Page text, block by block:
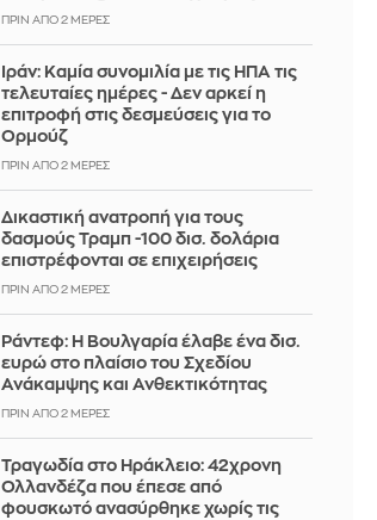
ΠΡΙΝ ΑΠΌ 2 ΜΈΡΕΣ
Ιράν: Καμία συνομιλία με τις ΗΠΑ τις
τελευταίες ημέρες - Δεν αρκεί η
επιτροφή στις δεσμεύσεις για το
Ορμούζ
ΠΡΙΝ ΑΠΌ 2 ΜΈΡΕΣ
Δικαστική ανατροπή για τους
δασμούς Τραμπ -100 δισ. δολάρια
επιστρέφονται σε επιχειρήσεις
ΠΡΙΝ ΑΠΌ 2 ΜΈΡΕΣ
Ράντεφ: Η Βουλγαρία έλαβε ένα δισ.
ευρώ στο πλαίσιο του Σχεδίου
Ανάκαμψης και Ανθεκτικότητας
ΠΡΙΝ ΑΠΌ 2 ΜΈΡΕΣ
Τραγωδία στο Ηράκλειο: 42χρονη
Ολλανδέζα που έπεσε από
φουσκωτό ανασύρθηκε χωρίς τις